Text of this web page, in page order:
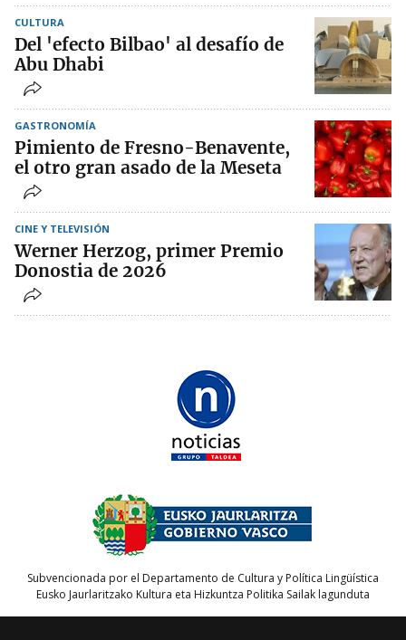
CULTURA
Del 'efecto Bilbao' al desafío de
Abu Dhabi
GASTRONOMÍA
Pimiento de Fresno-Benavente,
el otro gran asado de la Meseta
CINE Y TELEVISIÓN
Werner Herzog, primer Premio
Donostia de 2026
Subvencionada por el Departamento de Cultura y Política Lingüística
Eusko Jaurlaritzako Kultura eta Hizkuntza Politika Sailak lagunduta